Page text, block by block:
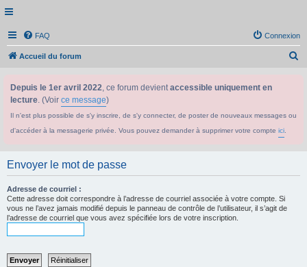
FAQ Connexion
Accueil du forum
Depuis le 1er avril 2022, ce forum devientaccessible uniquement en
lecture. (Voir ce message)
Il n'est plus possible de s'y inscrire, de s'y connecter, de poster de nouveaux messages ou
d'accéder à la messagerie privée. Vous pouvez demander à supprimer votre compte ici
Envoyer le mot de passe
Adresse de courriel :
Cette adresse doit correspondre à l’adresse de courriel associée à votre compte. Si
vous ne l’avez jamais modifié depuis le panneau de contrôle de l’utilisateur, il s’agit de
l’adresse de courriel que vous avez spécifiée lors de votre inscription.